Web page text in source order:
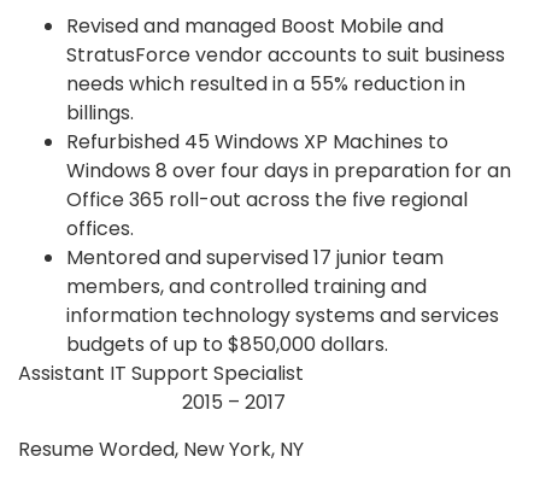
Revised and managed Boost Mobile and
StratusForce vendor accounts to suit business
needs which resulted in a 55% reduction in
billings.
Refurbished 45 Windows XP Machines to
Windows 8 over four days in preparation for an
Office 365 roll-out across the five regional
offices.
Mentored and supervised 17 junior team
members, and controlled training and
information technology systems and services
budgets of up to $850,000 dollars.
Assistant IT Support Specialist
2015 – 2017
Resume Worded, New York, NY